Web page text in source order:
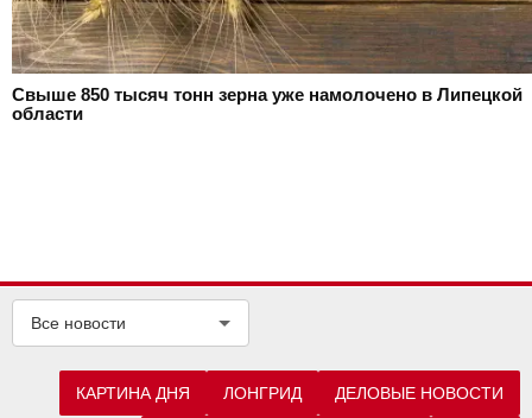
Свыше 850 тысяч тонн зерна уже намолочено в Липецкой
области
Все новости
КАРТИНА ДНЯ ЛОНГРИД ДЕЛОВЫЕ НОВОСТИ